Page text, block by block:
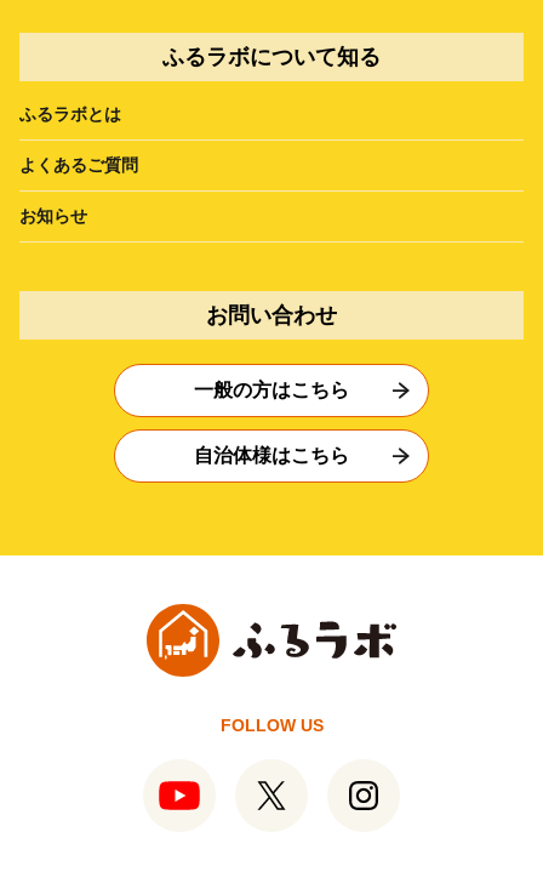
ふるラボについて知る
ふるラボとは
よくあるご質問
お知らせ
お問い合わせ
一般の方はこちら
自治体様はこちら
FOLLOW US